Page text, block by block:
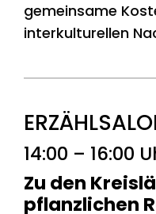
gemeinsame
interkulturellen
14:00 – 16:00
Zu den
pflanzlichen